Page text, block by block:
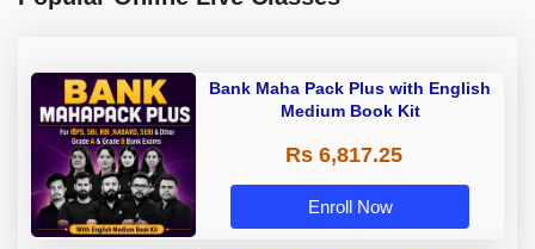
Bank Maha Pack Plus with English
Medium Book Kit
Rs 6,817.25
Enroll Now